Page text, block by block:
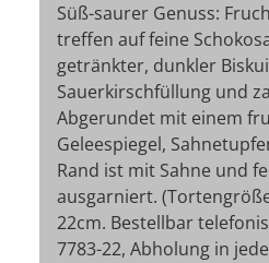
Süß-saurer Genuss:
treffen auf feine
getränkter, dunkler
Sauerkirschfüllung und
Abgerundet mit einem
Geleespiegel,
Rand ist mit Sahne und
ausgarniert.
22cm. Bestellbar
7783-22, Abholung in